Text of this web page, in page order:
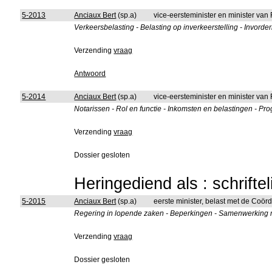
5-2013 Anciaux Bert(sp.a)
vice-eersteminister en minister
Verkeersbelasting - Belasting op inverkeerstelling -
Verzendingvraag
Antwoord
5-2014 Anciaux Bert(sp.a)
vice-eersteminister en minister
Notarissen - Rol en functie - Inkomsten en belastingen -
Verzendingvraag
Dossier gesloten
Heringediend als :
5-2015 Anciaux Bert(sp.a)
eerste minister, belast met de
Regering in lopende zaken - Beperkingen -
Verzendingvraag
Dossier gesloten